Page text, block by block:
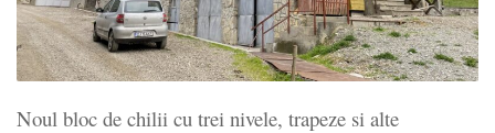
Noul bloc de chilii cu trei nivele, trapeze si alte